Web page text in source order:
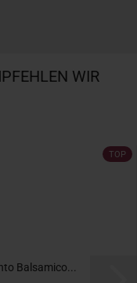
WIR
TOP
Balsamico...